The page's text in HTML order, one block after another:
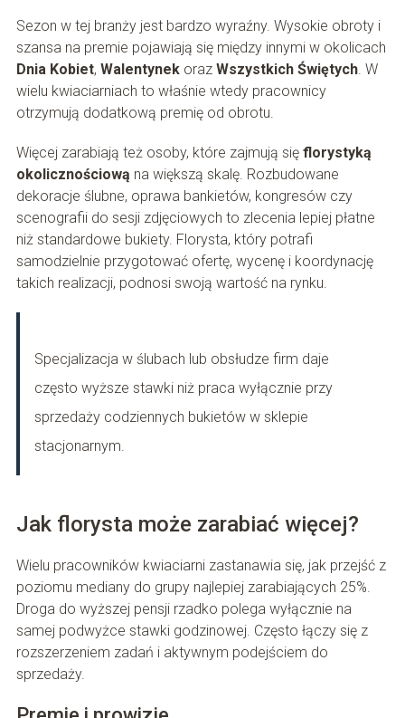
Sezon w tej branży jest bardzo wyraźny. Wysokie obroty i
szansa na premie pojawiają się między innymi w okolicach
Dnia Kobiet, Walentynekoraz Wszystkich Świętych. W
wielu kwiaciarniach to właśnie wtedy pracownicy
otrzymują dodatkową premię od obrotu.
Więcej zarabiają też osoby, które zajmują się florystyką
okolicznościową na większą skalę. Rozbudowane
dekoracje ślubne, oprawa bankietów, kongresów czy
scenografii do sesji zdjęciowych to zlecenia lepiej płatne
niż standardowe bukiety. Florysta, który potrafi
samodzielnie przygotować ofertę, wycenę i koordynację
takich realizacji, podnosi swoją wartość na rynku.
Specjalizacja w ślubach lub obsłudze firm daje
często wyższe stawki niż praca wyłącznie przy
sprzedaży codziennych bukietów w sklepie
stacjonarnym.
Jak florysta może zarabiać więcej?
Wielu pracowników kwiaciarni zastanawia się, jak przejść z
poziomu mediany do grupy najlepiej zarabiających 25%.
Droga do wyższej pensji rzadko polega wyłącznie na
samej podwyżce stawki godzinowej. Często łączy się z
rozszerzeniem zadań i aktywnym podejściem do
sprzedaży.